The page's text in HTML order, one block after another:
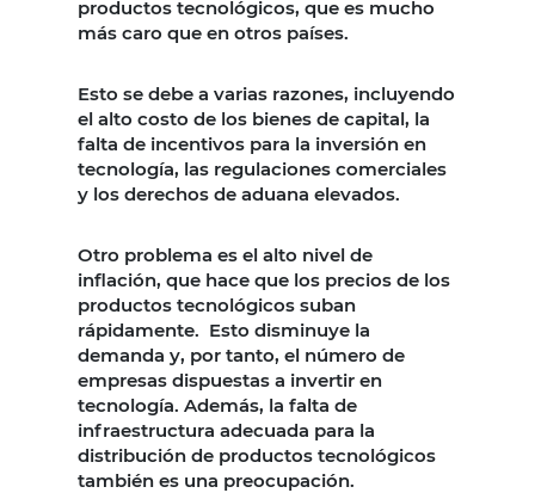
productos tecnológicos, que es mucho
más caro que en otros países.
Esto se debe a varias razones, incluyendo
el alto costo de los bienes de capital, la
falta de incentivos para la inversión en
tecnología, las regulaciones comerciales
y los derechos de aduana elevados.
Otro problema es el alto nivel de
inflación, que hace que los precios de los
productos tecnológicos suban
rápidamente. Esto disminuye la
demanda y, por tanto, el número de
empresas dispuestas a invertir en
tecnología. Además, la falta de
infraestructura adecuada para la
distribución de productos tecnológicos
también es una preocupación.